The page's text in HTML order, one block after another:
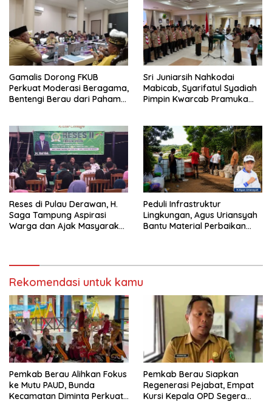
Gamalis Dorong FKUB
Perkuat Moderasi Beragama,
Bentengi Berau dari Paham
Sri Juniarsih Nahkodai
Mabicab, Syarifatul Syadiah
Pimpin Kwarcab Pramuka
Reses di Pulau Derawan, H.
Saga Tampung Aspirasi
Warga dan Ajak Masyarakat
Peduli Infrastruktur
Lingkungan, Agus Uriansyah
Bantu Material Perbaikan
Rekomendasi untuk kamu
Pemkab Berau Alihkan Fokus
ke Mutu PAUD, Bunda
Kecamatan Diminta Perkuat
Pemkab Berau Siapkan
Regenerasi Pejabat, Empat
Kursi Kepala OPD Segera